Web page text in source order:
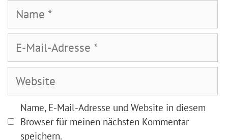
Mail-
Adresse
Name, E-Mail-Adresse und Website in diesem
Browser für meinen nächsten Kommentar
speichern.